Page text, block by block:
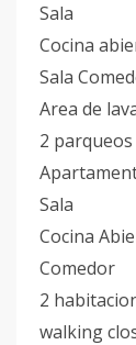
Sala
Cocina
Sala
Area de
2 parqueos
Sala
Cocina
Comedor
2
walking